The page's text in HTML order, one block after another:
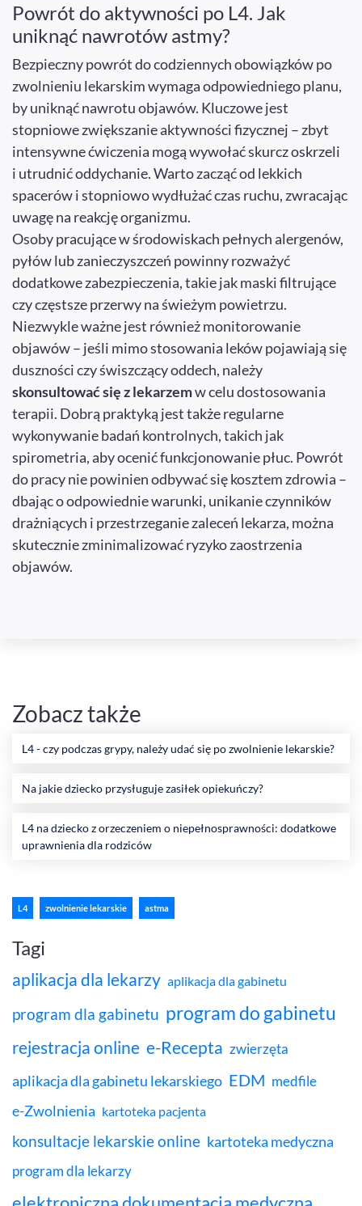
Powrót do aktywności po L4. Jak
uniknąć nawrotów astmy?
Bezpieczny powrót do codziennych obowiązków po
zwolnieniu lekarskim wymaga odpowiedniego planu,
by uniknąć nawrotu objawów. Kluczowe jest
stopniowe zwiększanie aktywności fizycznej – zbyt
intensywne ćwiczenia mogą wywołać skurcz oskrzeli
i utrudnić oddychanie. Warto zacząć od lekkich
spacerów i stopniowo wydłużać czas ruchu, zwracając
uwagę na reakcję organizmu.
Osoby pracujące w środowiskach pełnych alergenów,
pyłów lub zanieczyszczeń powinny rozważyć
dodatkowe zabezpieczenia, takie jak maski filtrujące
czy częstsze przerwy na świeżym powietrzu.
Niezwykle ważne jest również monitorowanie
objawów – jeśli mimo stosowania leków pojawiają się
duszności czy świszczący oddech, należy
skonsultować się z lekarzemw celu dostosowania
terapii. Dobrą praktyką jest także regularne
wykonywanie badań kontrolnych, takich jak
spirometria, aby ocenić funkcjonowanie płuc. Powrót
do pracy nie powinien odbywać się kosztem zdrowia –
dbając o odpowiednie warunki, unikanie czynników
drażniących i przestrzeganie zaleceń lekarza, można
skutecznie zminimalizować ryzyko zaostrzenia
objawów.
Zobacz także
L4 - czy podczas grypy, należy udać się po zwolnienie lekarskie?
Na jakie dziecko przysługuje zasiłek opiekuńczy?
L4 na dziecko z orzeczeniem o niepełnosprawności: dodatkowe
uprawnienia dla rodziców
L4 zwolnienie lekarskie astma
Tagi
aplikacja dla lekarzy aplikacja dla gabinetu
program dla gabinetu program do gabinetu
rejestracja online e-Recepta zwierzęta
aplikacja dla gabinetu lekarskiego EDM medfile
e-Zwolnienia kartoteka pacjenta
konsultacje lekarskie online kartoteka medyczna
program dla lekarzy